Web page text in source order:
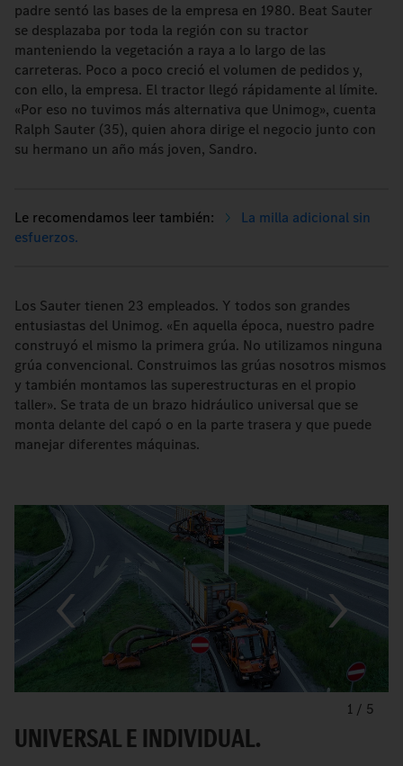
padre sentó las bases de la empresa en 1980. Beat Sauter
se desplazaba por toda la región con su tractor
manteniendo la vegetación a raya a lo largo de las
carreteras. Poco a poco creció el volumen de pedidos y,
con ello, la empresa. El tractor llegó rápidamente al límite.
«Por eso no tuvimos más alternativa que Unimog», cuenta
Ralph Sauter (35), quien ahora dirige el negocio junto con
su hermano un año más joven, Sandro.
La milla adicional sin
esfuerzos.
Los Sauter tienen 23 empleados. Y todos son grandes
entusiastas del Unimog. «En aquella época, nuestro padre
construyó el mismo la primera grúa. No utilizamos ninguna
grúa convencional. Construimos las grúas nosotros mismos
y también montamos las superestructuras en el propio
taller». Se trata de un brazo hidráulico universal que se
monta delante del capó o en la parte trasera y que puede
manejar diferentes máquinas.
1 / 5
UNIVERSAL E INDIVIDUAL.